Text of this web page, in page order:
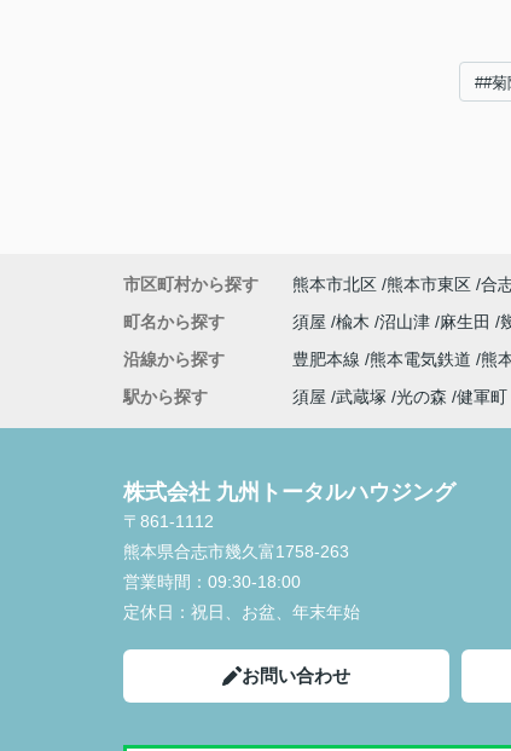
##菊
市区町村から探す 熊本市北区 熊本市東区 合
町名から探す
須屋 楡木 沼山津 麻生田
沿線から探す
豊肥本線 熊本電気鉄道 熊
駅から探す
須屋 武蔵塚 光の森 健軍町
株式会社 九州トータルハウジング
〒861-1112
熊本県合志市幾久富1758-263
営業時間： 09:30-18:00
定休日： 祝日、お盆、年末年始
お問い合わせ